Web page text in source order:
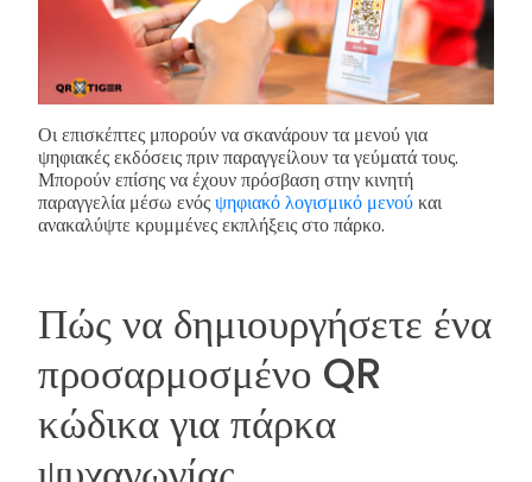
Οι επισκέπτες μπορούν να σκανάρουν τα μενού για
ψηφιακές εκδόσεις πριν παραγγείλουν τα γεύματά τους.
Μπορούν επίσης να έχουν πρόσβαση στην κινητή
παραγγελία μέσω ενόςψηφιακό λογισμικό μενούκαι
ανακαλύψτε κρυμμένες εκπλήξεις στο πάρκο.
Πώς να δημιουργήσετε ένα
προσαρμοσμένο QR
κώδικα για πάρκα